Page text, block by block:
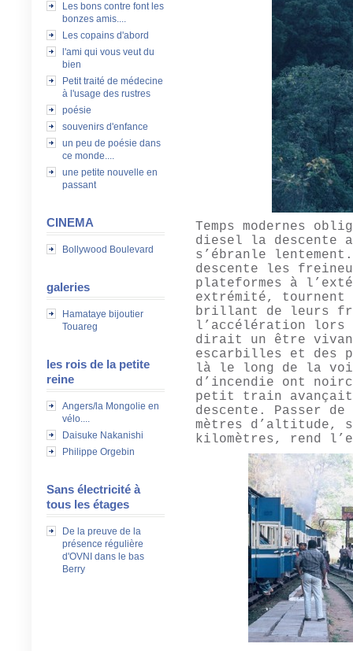
Les bons contre font les
bonzes amis....
Les copains d'abord
l'ami qui vous veut du
bien
Petit traité de médecine
à l'usage des rustres
poésie
souvenirs d'enfance
un peu de poésie dans
ce monde....
une petite nouvelle en
passant
CINEMA
Bollywood Boulevard
galeries
Hamataye bijoutier
Touareg
les rois de la petite
reine
Angers/la Mongolie en
vélo....
Daisuke Nakanishi
Philippe Orgebin
Sans électricité à
tous les étages
De la preuve de la
présence régulière
d'OVNI dans le bas
Berry
Temps modernes
diesel la descente
s’ébranle
descente les
plateformes à
extrémité,
brillant de leurs
l’accélération lors
dirait un être
escarbilles et des
là le long de la
d’incendie ont
petit train avançait
descente. Passer
mètres d’altitude,
kilomètres, rend